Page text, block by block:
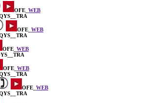
OFE_ WEB
OFE_ WEB
OFE_ WEB
OFE_ WEB
OFE_ WEB